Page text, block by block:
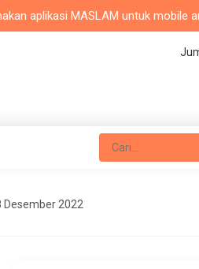
MASLAM untuk mobile
Desember 2022